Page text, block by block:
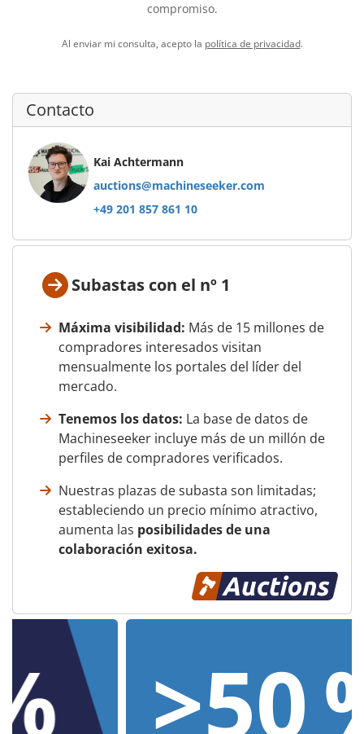
compromiso.
Al enviar mi consulta, acepto la política de privacidad.
Contacto
Kai Achtermann
auctions@machineseeker.com
+49 201 857 861 10
Subastas con el nº 1
Máxima visibilidad: Más de 15 millones de
compradores interesados visitan
mensualmente los portales del líder del
mercado.
Tenemos los datos: La base de datos de
Machineseeker incluye más de un millón de
perfiles de compradores verificados.
Nuestras plazas de subasta son limitadas;
estableciendo un precio mínimo atractivo,
aumenta las posibilidades de una
colaboración exitosa.
>50 %